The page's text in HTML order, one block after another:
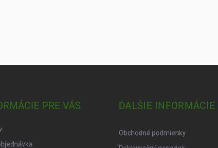
PRE VÁS ĎALŠIE INFORMÁCIE
Obchodné podmienky